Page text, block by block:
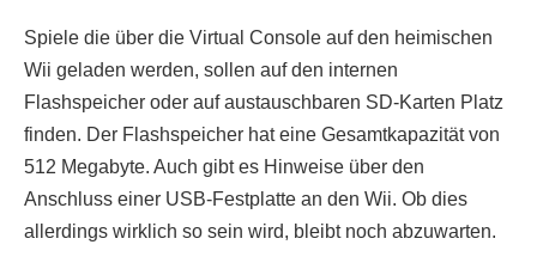
Spiele die über die Virtual Console auf den heimischen
Wii geladen werden, sollen auf den internen
Flashspeicher oder auf austauschbaren SD-Karten Platz
finden. Der Flashspeicher hat eine Gesamtkapazität von
512 Megabyte. Auch gibt es Hinweise über den
Anschluss einer USB-Festplatte an den Wii. Ob dies
allerdings wirklich so sein wird, bleibt noch abzuwarten.